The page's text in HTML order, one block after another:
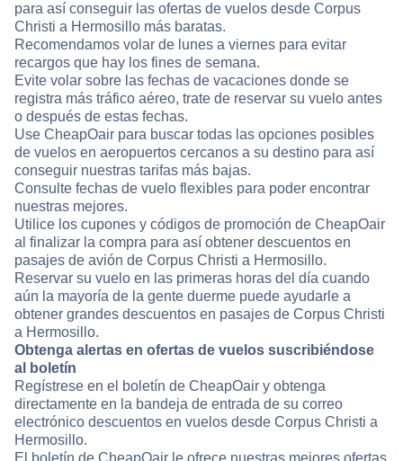
para así conseguir las ofertas de vuelos desde Corpus
Christi a Hermosillo más baratas.
Recomendamos volar de lunes a viernes para evitar
recargos que hay los fines de semana.
Evite volar sobre las fechas de vacaciones donde se
registra más tráfico aéreo, trate de reservar su vuelo antes
o después de estas fechas.
Use CheapOair para buscar todas las opciones posibles
de vuelos en aeropuertos cercanos a su destino para así
conseguir nuestras tarifas más bajas.
Consulte fechas de vuelo flexibles para poder encontrar
nuestras mejores.
Utilice los cupones y códigos de promoción de CheapOair
al finalizar la compra para así obtener descuentos en
pasajes de avión de Corpus Christi a Hermosillo.
Reservar su vuelo en las primeras horas del día cuando
aún la mayoría de la gente duerme puede ayudarle a
obtener grandes descuentos en pasajes de Corpus Christi
a Hermosillo.
Obtenga alertas en ofertas de vuelos suscribiéndose
al boletín
Regístrese en el boletín de CheapOair y obtenga
directamente en la bandeja de entrada de su correo
electrónico descuentos en vuelos desde Corpus Christi a
Hermosillo.